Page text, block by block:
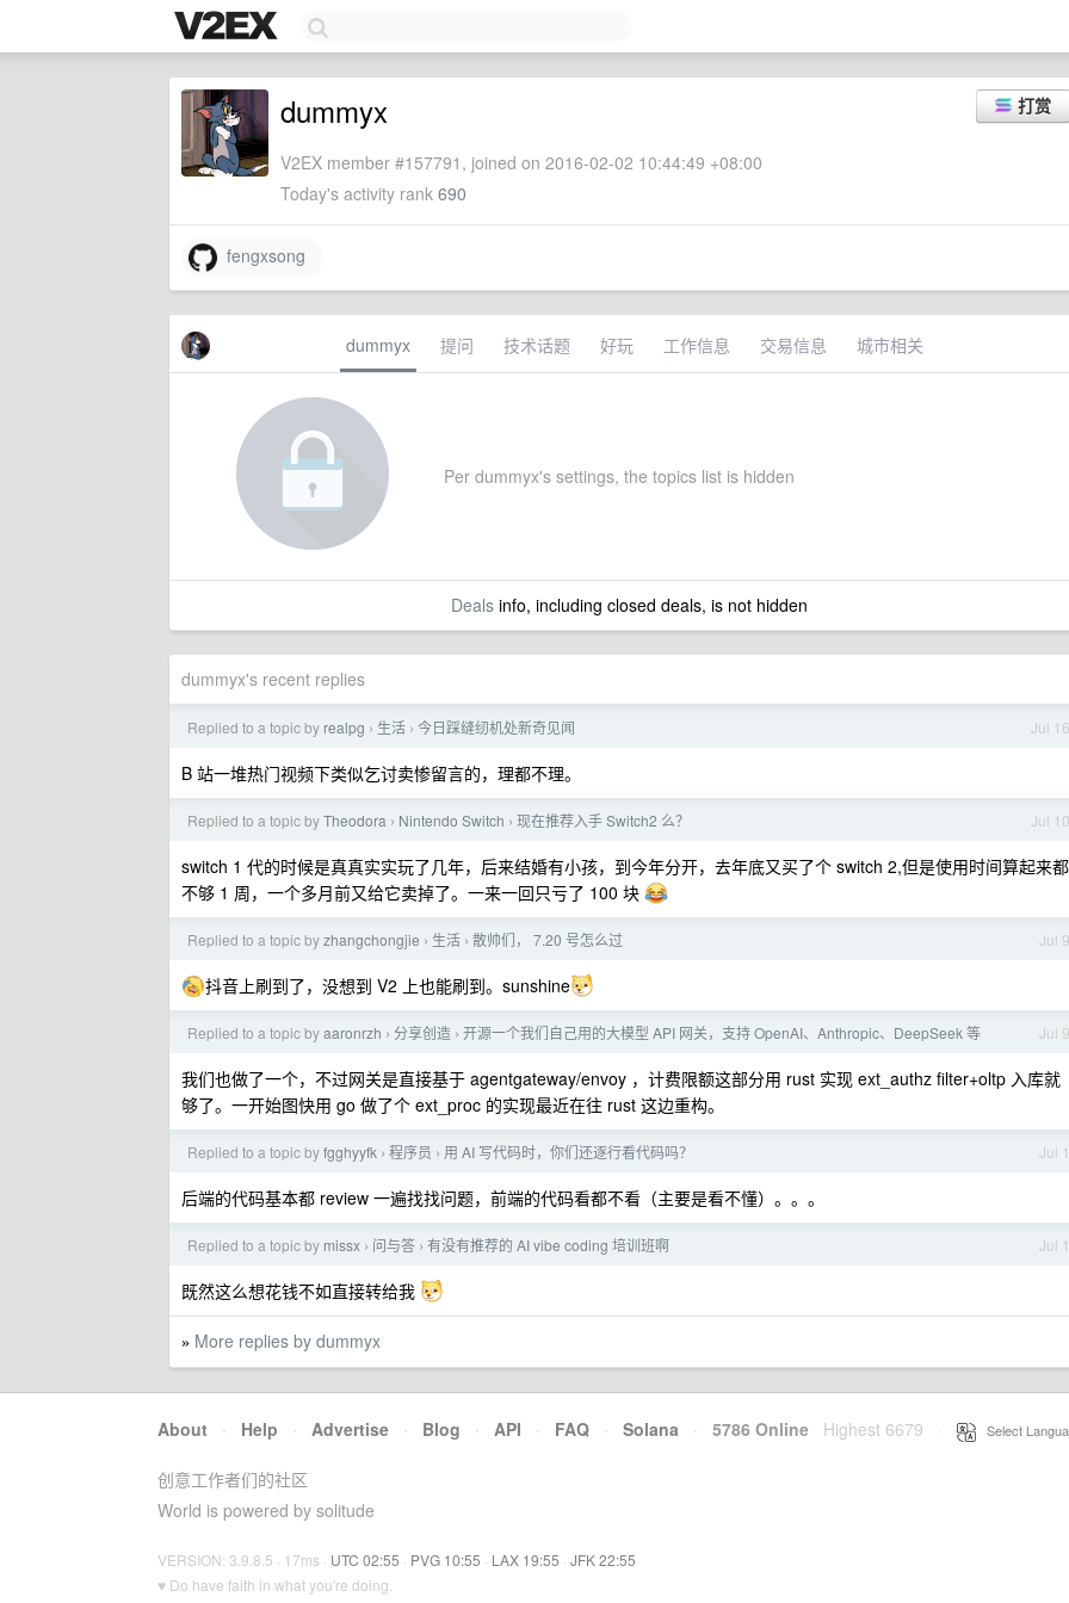
打赏
dummyx
V2EX member #157791, joined on 2016-02-02 10:44:49 +08:00
Today's activity rank 690
fengxsong
dummyx 提问 技术话题 好玩 工作信息 交易信息 城市相关
Per dummyx's settings, the topics list is hidden
Dealsinfo, including closed deals, is not hidden
dummyx's recent replies
Jul 16
Replied to a topic by realpg › 生活 › 今日踩缝纫机处新奇见闻
B 站一堆热门视频下类似乞讨卖惨留言的，理都不理。
Jul 10
Replied to a topic byTheodora › Nintendo Switch › 现在推荐入手 Switch2 么？
switch 1 代的时候是真真实实玩了几年，后来结婚有小孩，到今年分开，去年底又买了个 switch 2,但是使用时间算起来都
不够 1 周，一个多月前又给它卖掉了。一来一回只亏了 100 块
Jul 9
Replied to a topic byzhangchongjie › 生活 › 散帅们， 7.20 号怎么过
抖音上刷到了，没想到 V2 上也能刷到。sunshine
Jul 9
Replied to a topic byaaronrzh › 分享创造 › 开源一个我们自己用的大模型 API 网关，支持 OpenAI、Anthropic、DeepSeek 等
我们也做了一个，不过网关是直接基于 agentgateway/envoy ，计费限额这部分用 rust 实现 ext_authz filter+oltp 入库就
够了。一开始图快用 go 做了个 ext_proc 的实现最近在往 rust 这边重构。
Jul 1
Replied to a topic byfgghyyfk › 程序员 › 用 AI 写代码时，你们还逐行看代码吗？
后端的代码基本都 review 一遍找找问题，前端的代码看都不看（主要是看不懂）。。。
Jul 1
Replied to a topic by missx › 问与答 › 有没有推荐的 AI vibe coding 培训班啊
既然这么想花钱不如直接转给我
» More replies by dummyx
About · Help · Advertise · Blog · API · FAQ · Solana · 5786 Online Highest 6679 Select
创意工作者们的社区
World is powered by solitude
VERSION: 3.9.8.5 · 17ms · UTC 02:55 · PVG 10:55 · LAX 19:55 · JFK 22:55
♥ Do have faith in what you're doing.